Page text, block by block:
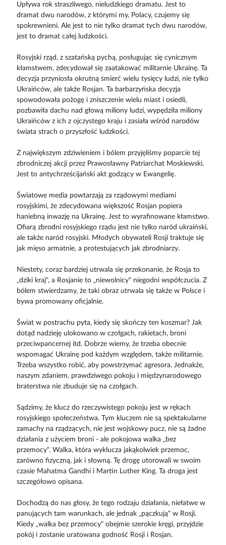
Upływa rok straszliwego, nieludzkiego dramatu. Jest to
dramat dwu narodów, z którymi my, Polacy, czujemy się
spokrewnieni. Ale jest to nie tylko dramat tych dwu narodów,
jest to dramat całej ludzkości.
Rosyjski rząd, z szatańską pychą, posługując się cynicznym
kłamstwem, zdecydował się zaatakować militarnie Ukrainę. Ta
decyzja przyniosła okrutną śmierć wielu tysięcy ludzi, nie tylko
Ukraińców, ale także Rosjan. Ta barbarzyńska decyzja
spowodowała pożogę i zniszczenie wielu miast i osiedli,
pozbawiła dachu nad głową miliony ludzi, wypędziła miliony
Ukraińców z ich z ojczystego kraju i zasiała wśród narodów
świata strach o przyszłość ludzkości.
Z największym zdziwieniem i bólem przyjęliśmy poparcie tej
zbrodniczej akcji przez Prawosławny Patriarchat Moskiewski.
Jest to antychrześcijański akt godzący w Ewangelię.
Światowe media powtarzają za rządowymi mediami
rosyjskimi, że zdecydowana większość Rosjan popiera
haniebną inwazję na Ukrainę. Jest to wyrafinowane kłamstwo.
Ofiarą zbrodni rosyjskiego rządu jest nie tylko naród ukraiński,
ale także naród rosyjski. Młodych obywateli Rosji traktuje się
jak mięso armatnie, a protestujących jak zbrodniarzy.
Niestety, coraz bardziej utrwala się przekonanie, że Rosja to
„dziki kraj", a Rosjanie to „niewolnicy" niegodni współczucia. Z
bólem stwierdzamy, że taki obraz utrwala się także w Polsce i
bywa promowany oficjalnie.
Świat w postrachu pyta, kiedy się skończy ten koszmar? Jak
dotąd nadzieję ulokowano w czołgach, rakietach, broni
przeciwpancernej itd. Dobrze wiemy, że trzeba obecnie
wspomagać Ukrainę pod każdym względem, także militarnie.
Trzeba wszystko robić, aby powstrzymać agresora. Jednakże,
naszym zdaniem, prawdziwego pokoju i międzynarodowego
braterstwa nie zbuduje się na czołgach.
Sądzimy, że klucz do rzeczywistego pokoju jest w rękach
rosyjskiego społeczeństwa. Tym kluczem nie są spektakularne
zamachy na rządzących, nie jest wojskowy pucz, nie są żadne
działania z użyciem broni - ale pokojowa walka „bez
przemocy". Walka, która wyklucza jakąkolwiek przemoc,
zarówno fizyczną, jak i słowną. Tę drogę utorowali w swoim
czasie Mahatma Gandhi i Martin Luther King. Ta droga jest
szczegółowo opisana.
Dochodzą do nas głosy, że tego rodzaju działania, niełatwe w
panujących tam warunkach, ale jednak „pączkują" w Rosji.
Kiedy „walka bez przemocy" obejmie szerokie kręgi, przyjdzie
pokój i zostanie uratowana godność Rosji i Rosjan.